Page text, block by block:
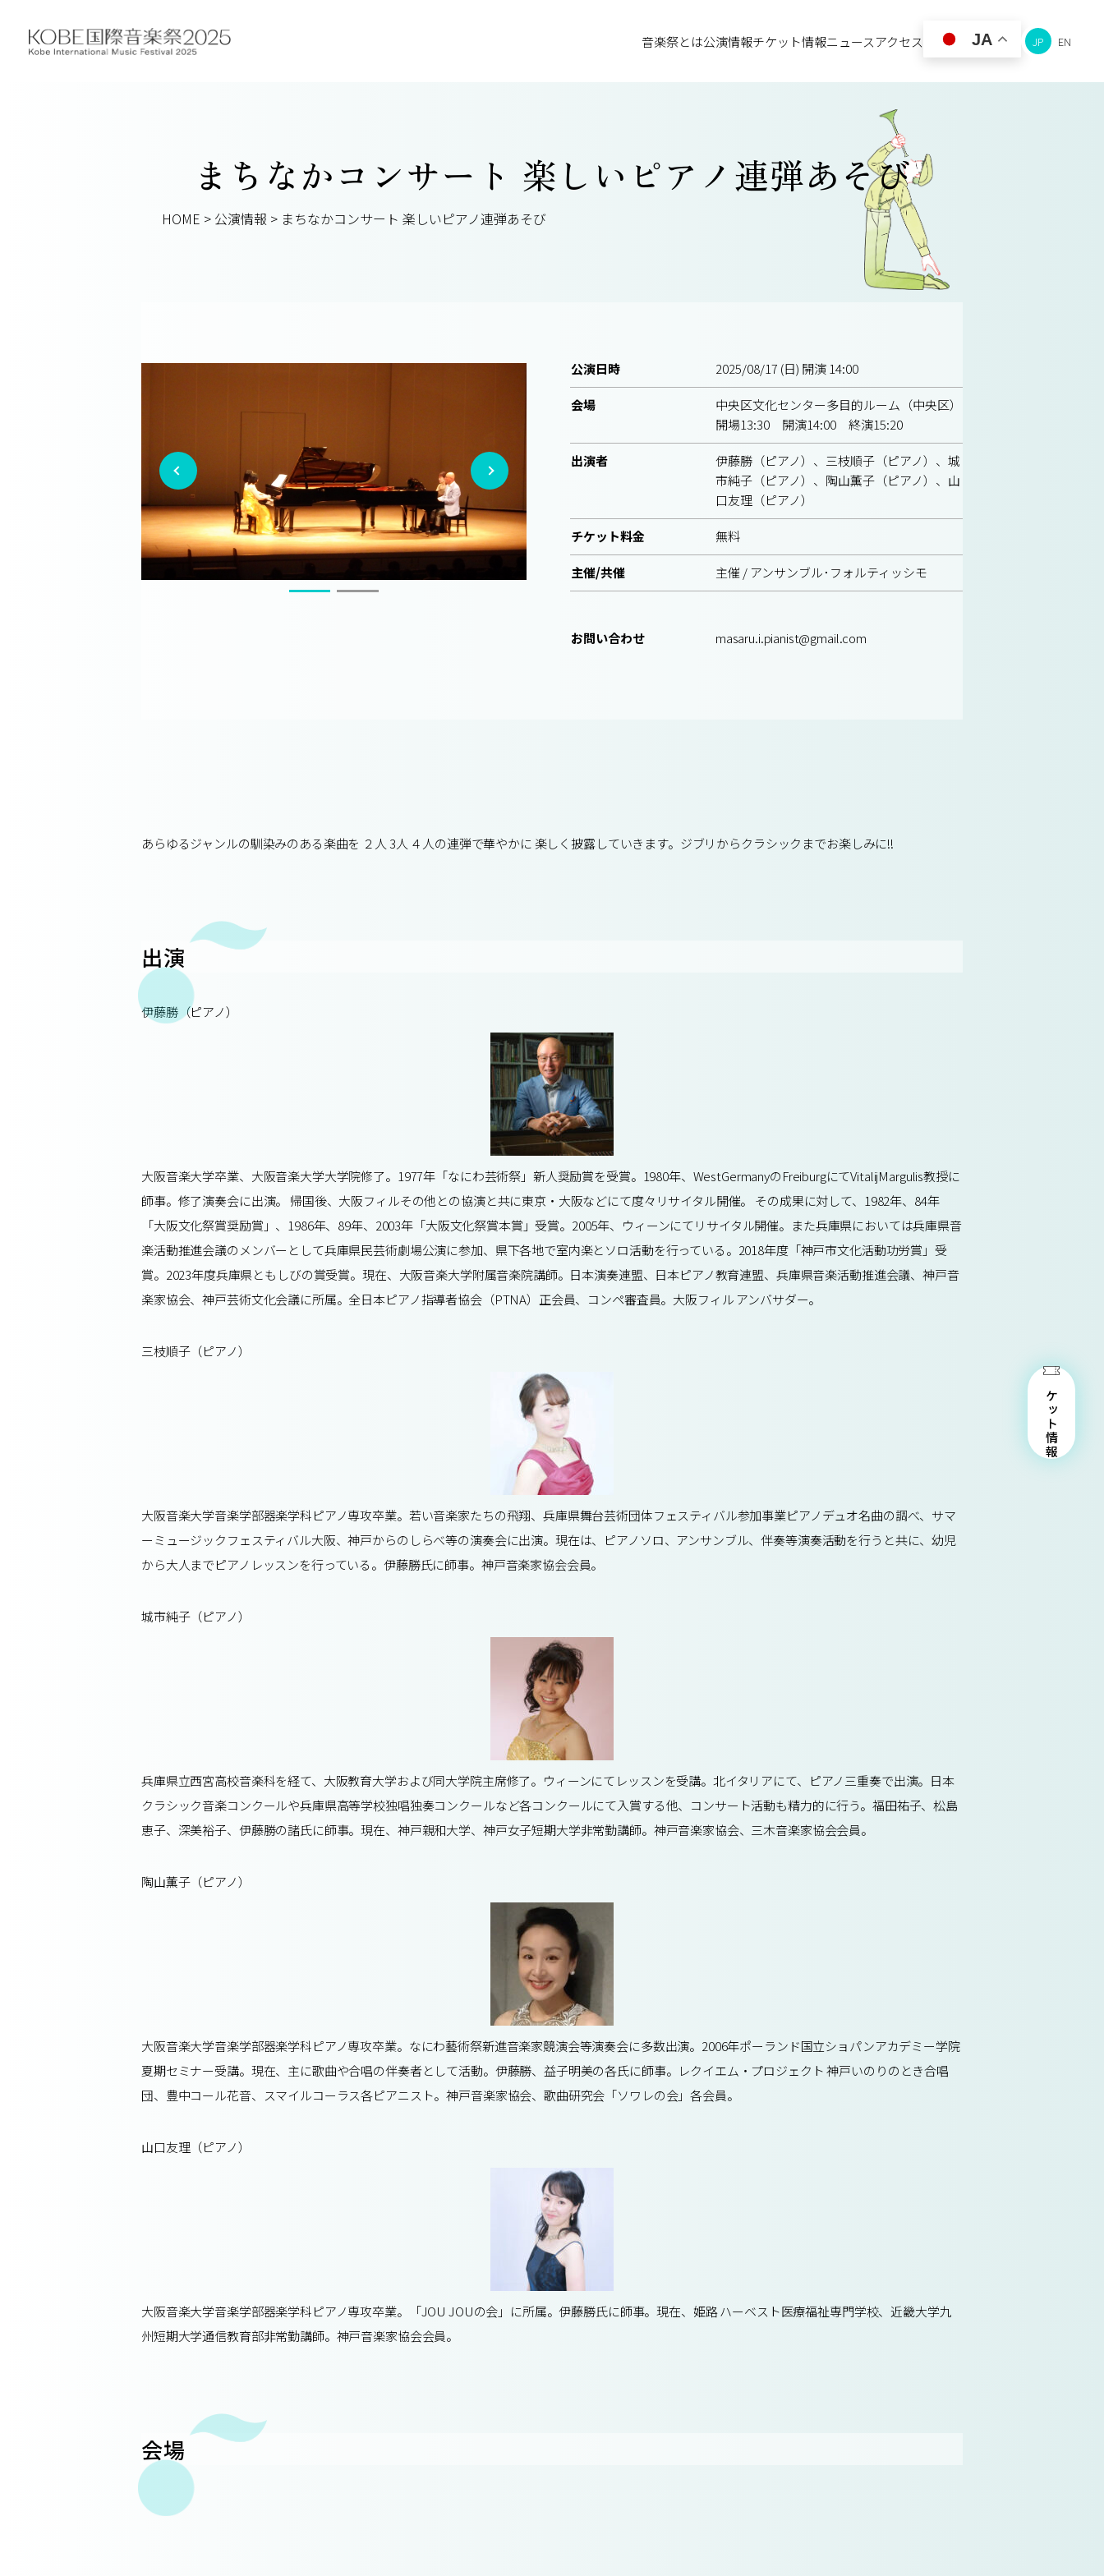
音楽祭とは公演情報チケット情報ニュースアクセス JA JP EN
チケット情報
まちなかコンサート 楽しいピアノ連弾あそび
HOME > 公演情報 > まちなかコンサート 楽しいピアノ連弾あそび
公演日時 2025/08/17 (日) 開演 14:00
会場
中央区文化センター多目的ルーム（中央区）
開場13:30 開演14:00 終演15:20
出演者
伊藤勝（ピアノ）、三枝順子（ピアノ）、城
市純子（ピアノ）、陶山薫子（ピアノ）、山
口友理（ピアノ）
チケット料金 無料
主催/共催 主催 / アンサンブル･フォルティッシモ
お問い合わせ masaru.i.pianist@gmail.com
あらゆるジャンルの馴染みのある楽曲を ２人 3人 ４人の連弾で華やかに 楽しく披露していきます。ジブリからクラシックまでお楽しみに!!
出演
伊藤勝（ピアノ）
大阪音楽大学卒業、大阪音楽大学大学院修了。1977年「なにわ芸術祭」新人奨励賞を受賞。1980年、WestGermanyのFreiburgにてVitalijMargulis教授に
師事。修了演奏会に出演。 帰国後、大阪フィルその他との協演と共に東京・大阪などにて度々リサイタル開催。 その成果に対して、1982年、84年
「大阪文化祭賞奨励賞」、1986年、89年、2003年「大阪文化祭賞本賞」受賞。2005年、ウィーンにてリサイタル開催。また兵庫県においては兵庫県音
楽活動推進会議のメンバーとして兵庫県民芸術劇場公演に参加、県下各地で室内楽とソロ活動を行っている。2018年度「神戸市文化活動功労賞」受
賞。2023年度兵庫県ともしびの賞受賞。現在、大阪音楽大学附属音楽院講師。日本演奏連盟、日本ピアノ教育連盟、兵庫県音楽活動推進会議、神戸音
楽家協会、神戸芸術文化会議に所属。全日本ピアノ指導者協会（PTNA）正会員、コンペ審査員。大阪フィル アンバサダー。
三枝順子（ピアノ）
大阪音楽大学音楽学部器楽学科ピアノ専攻卒業。若い音楽家たちの飛翔、兵庫県舞台芸術団体フェスティバル参加事業ピアノデュオ名曲の調べ、サマ
ーミュージックフェスティバル大阪、神戸からのしらべ等の演奏会に出演。現在は、ピアノソロ、アンサンブル、伴奏等演奏活動を行うと共に、幼児
から大人までピアノレッスンを行っている。伊藤勝氏に師事。神戸音楽家協会会員。
城市純子（ピアノ）
兵庫県立西宮高校音楽科を経て、大阪教育大学および同大学院主席修了。ウィーンにてレッスンを受講。北イタリアにて、ピアノ三重奏で出演。日本
クラシック音楽コンクールや兵庫県高等学校独唱独奏コンクールなど各コンクールにて入賞する他、コンサート活動も精力的に行う。福田祐子、松島
恵子、深美裕子、伊藤勝の諸氏に師事。現在、神戸親和大学、神戸女子短期大学非常勤講師。神戸音楽家協会、三木音楽家協会会員。
陶山薫子（ピアノ）
大阪音楽大学音楽学部器楽学科ピアノ専攻卒業。なにわ藝術祭新進音楽家競演会等演奏会に多数出演。2006年ポーランド国立ショパンアカデミー学院
夏期セミナー受講。現在、主に歌曲や合唱の伴奏者として活動。伊藤勝、益子明美の各氏に師事。レクイエム・プロジェクト 神戸いのりのとき合唱
団、豊中コール花音、スマイルコーラス各ピアニスト。神戸音楽家協会、歌曲研究会「ソワレの会」各会員。
山口友理（ピアノ）
大阪音楽大学音楽学部器楽学科ピアノ専攻卒業。「JOU JOUの会」に所属。伊藤勝氏に師事。現在、姫路 ハーベスト医療福祉専門学校、近畿大学九
州短期大学通信教育部非常勤講師。神戸音楽家協会会員。
会場